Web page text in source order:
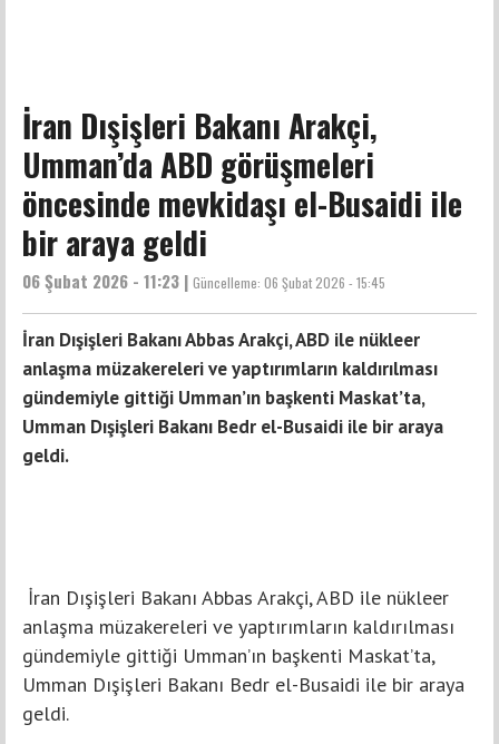
İran Dışişleri Bakanı Arakçi,
Umman’da ABD görüşmeleri
öncesinde mevkidaşı el-Busaidi ile
bir araya geldi
06 Şubat 2026 - 11:23 | Güncelleme: 06 Şubat 2026 - 15:45
İran Dışişleri Bakanı Abbas Arakçi, ABD ile nükleer
anlaşma müzakereleri ve yaptırımların kaldırılması
gündemiyle gittiği Umman’ın başkenti Maskat’ta,
Umman Dışişleri Bakanı Bedr el-Busaidi ile bir araya
geldi.
İran Dışişleri Bakanı Abbas Arakçi, ABD ile nükleer
anlaşma müzakereleri ve yaptırımların kaldırılması
gündemiyle gittiği Umman’ın başkenti Maskat’ta,
Umman Dışişleri Bakanı Bedr el-Busaidi ile bir araya
geldi.